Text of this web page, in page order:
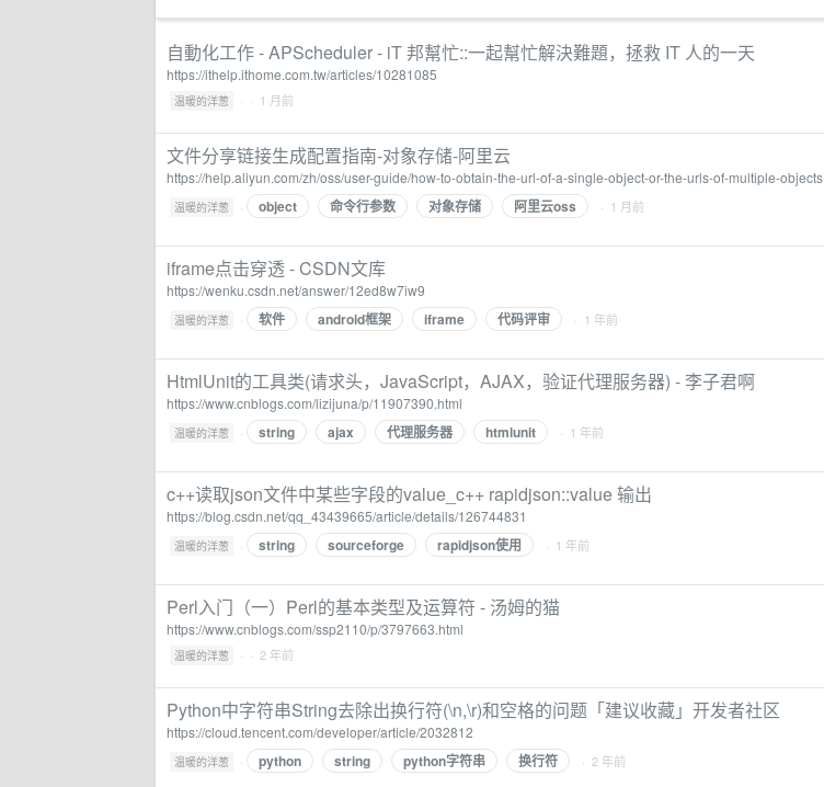
自動化工作 - APScheduler - iT 邦幫忙::一起幫忙解決難題，拯救 IT 人的一天
https://ithelp.ithome.com.tw/articles/10281085
温暖的洋葱 · · 1 月前
文件分享链接生成配置指南-对象存储-阿里云
https://help.aliyun.com/zh/oss/user-guide/how-to-obtain-the-url-of-a-single-object-or-the-urls-of-multiple-objects
温暖的洋葱 · object 命令行参数 对象存储 阿里云oss · 1 月前
iframe点击穿透 - CSDN文库
https://wenku.csdn.net/answer/12ed8w7iw9
温暖的洋葱 · 软件 android框架 iframe 代码评审 · 1 年前
HtmlUnit的工具类(请求头，JavaScript，AJAX，验证代理服务器) - 李子君啊
https://www.cnblogs.com/lizijuna/p/11907390.html
温暖的洋葱 · string ajax 代理服务器 htmlunit · 1 年前
c++读取json文件中某些字段的value_c++ rapidjson::value 输出
https://blog.csdn.net/qq_43439665/article/details/126744831
温暖的洋葱 · string sourceforge rapidjson使用 · 1 年前
Perl入门（一）Perl的基本类型及运算符 - 汤姆的猫
https://www.cnblogs.com/ssp2110/p/3797663.html
温暖的洋葱 · · 2 年前
Python中字符串String去除出换行符(\n,\r)和空格的问题「建议收藏」开发者社区
https://cloud.tencent.com/developer/article/2032812
温暖的洋葱 · python string python字符串 换行符 · 2 年前